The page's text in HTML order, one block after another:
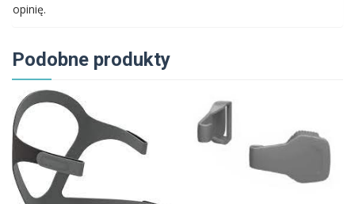
opinię.
Podobne produkty